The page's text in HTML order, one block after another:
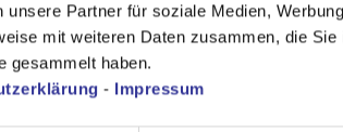
unsere Partner für soziale Medien,
mit weiteren Daten zusammen, die
gesammelt haben.
- Impressum